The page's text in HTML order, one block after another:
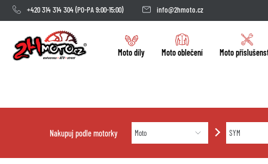
+420 314 314 304(PO-PA 9:00-15:00) info@2hmoto.cz
Moto díly Moto oblečení Moto
Nakupuj podle motorky